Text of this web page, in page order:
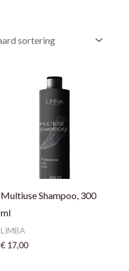
Multiuse Shampoo, 300
ml
LIMBA
€ 17,00